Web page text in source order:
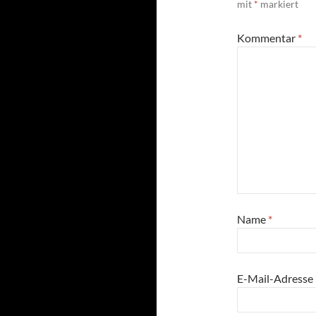
mit * markiert
Kommentar *
Name *
E-Mail-Adresse